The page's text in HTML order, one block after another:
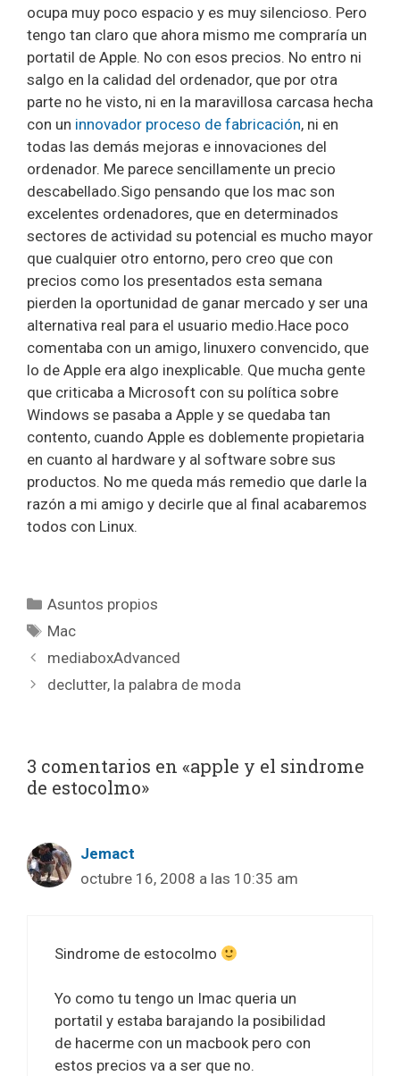
ocupa muy poco espacio y es muy silencioso. Pero
tengo tan claro que ahora mismo me compraría un
portatil de Apple. No con esos precios. No entro ni
salgo en la calidad del ordenador, que por otra
parte no he visto, ni en la maravillosa carcasa hecha
con un innovador proceso de fabricación, ni en
todas las demás mejoras e innovaciones del
ordenador. Me parece sencillamente un precio
descabellado.Sigo pensando que los mac son
excelentes ordenadores, que en determinados
sectores de actividad su potencial es mucho mayor
que cualquier otro entorno, pero creo que con
precios como los presentados esta semana
pierden la oportunidad de ganar mercado y ser una
alternativa real para el usuario medio.Hace poco
comentaba con un amigo, linuxero convencido, que
lo de Apple era algo inexplicable. Que mucha gente
que criticaba a Microsoft con su política sobre
Windows se pasaba a Apple y se quedaba tan
contento, cuando Apple es doblemente propietaria
en cuanto al hardware y al software sobre sus
productos. No me queda más remedio que darle la
razón a mi amigo y decirle que al final acabaremos
todos con Linux.
Categorías
Asuntos propios
Etiquetas
Mac
mediaboxAdvanced
declutter, la palabra de moda
3 comentarios en «apple y el sindrome
de estocolmo»
Jemact
octubre 16, 2008 a las 10:35 am
Sindrome de estocolmo
Yo como tu tengo un Imac queria un
portatil y estaba barajando la posibilidad
de hacerme con un macbook pero con
estos precios va a ser que no.